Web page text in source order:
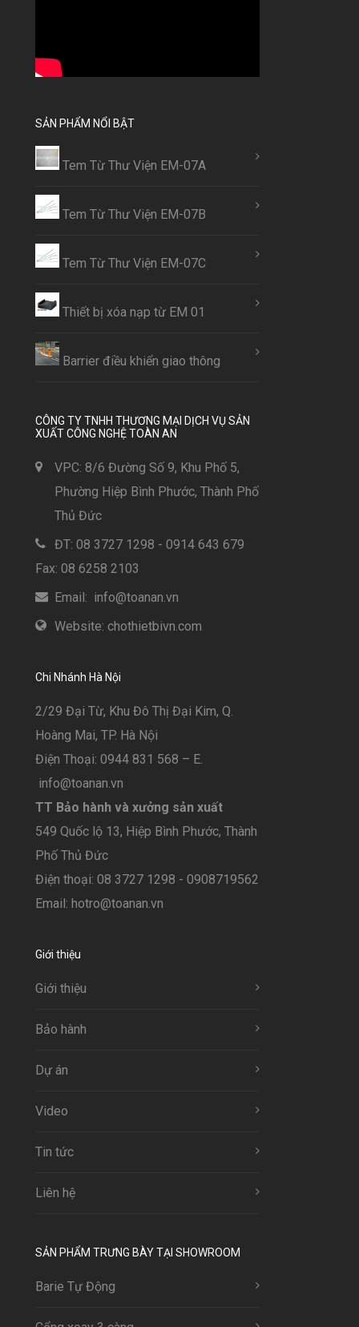
SẢN PHẨM NỔI BẬT
Tem Từ Thư Viện EM-07A
Tem Từ Thư Viện EM-07B
Tem Từ Thư Viện EM-07C
Thiết bị xóa nạp từ EM 01
Barrier điều khiển giao thông
CÔNG TY TNHH THƯƠNG MẠI DỊCH VỤ SẢN
XUẤT CÔNG NGHỆ TOÀN AN
VPC: 8/6 Đường Số 9, Khu Phố 5,
Phường Hiệp Bình Phước, Thành Phố
Thủ Đức
ĐT: 08 3727 1298 - 0914 643 679
Fax: 08 6258 2103
Email: info@toanan.vn
Website: chothietbivn.com
Chi Nhánh Hà Nội
2/29 Đại Từ, Khu Đô Thị Đại Kim, Q.
Hoàng Mai, TP. Hà Nội
Điện Thoại: 0944 831 568 – E.
info@toanan.vn
TT Bảo hành và xưởng sản xuất
549 Quốc lộ 13, Hiệp Bình Phước, Thành
Phố Thủ Đức
Điện thoại: 08 3727 1298 - 0908719562
Email: hotro@toanan.vn
Giới thiệu
Giới thiệu
Bảo hành
Dự án
Video
Tin tức
Liên hệ
SẢN PHẨM TRƯNG BÀY TẠI SHOWROOM
Barie Tự Động